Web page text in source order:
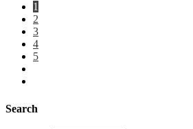
1
2
3
4
5
Search